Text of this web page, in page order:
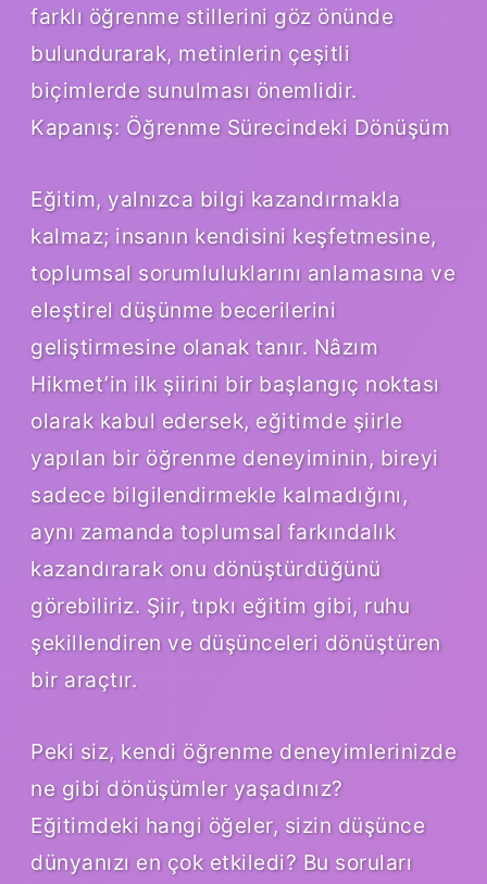
farklı öğrenme stillerini göz önünde
bulundurarak, metinlerin çeşitli
biçimlerde sunulması önemlidir.
Kapanış: Öğrenme Sürecindeki Dönüşüm
Eğitim, yalnızca bilgi kazandırmakla
kalmaz; insanın kendisini keşfetmesine,
toplumsal sorumluluklarını anlamasına ve
eleştirel düşünme becerilerini
geliştirmesine olanak tanır. Nâzım
Hikmet’in ilk şiirini bir başlangıç noktası
olarak kabul edersek, eğitimde şiirle
yapılan bir öğrenme deneyiminin, bireyi
sadece bilgilendirmekle kalmadığını,
aynı zamanda toplumsal farkındalık
kazandırarak onu dönüştürdüğünü
görebiliriz. Şiir, tıpkı eğitim gibi, ruhu
şekillendiren ve düşünceleri dönüştüren
bir araçtır.
Peki siz, kendi öğrenme deneyimlerinizde
ne gibi dönüşümler yaşadınız?
Eğitimdeki hangi öğeler, sizin düşünce
dünyanızı en çok etkiledi? Bu soruları